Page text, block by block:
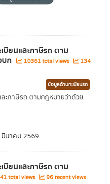
บียนและภาษีรถ ตาม
ก 10361 total views
134
ข้อมูลด้านทะเบียนรถ
ละภาษีรถ ตามกฎหมายว่าด้วย
นาคม 2569
บียนและภาษีรถ ตาม
total views 96 recent views